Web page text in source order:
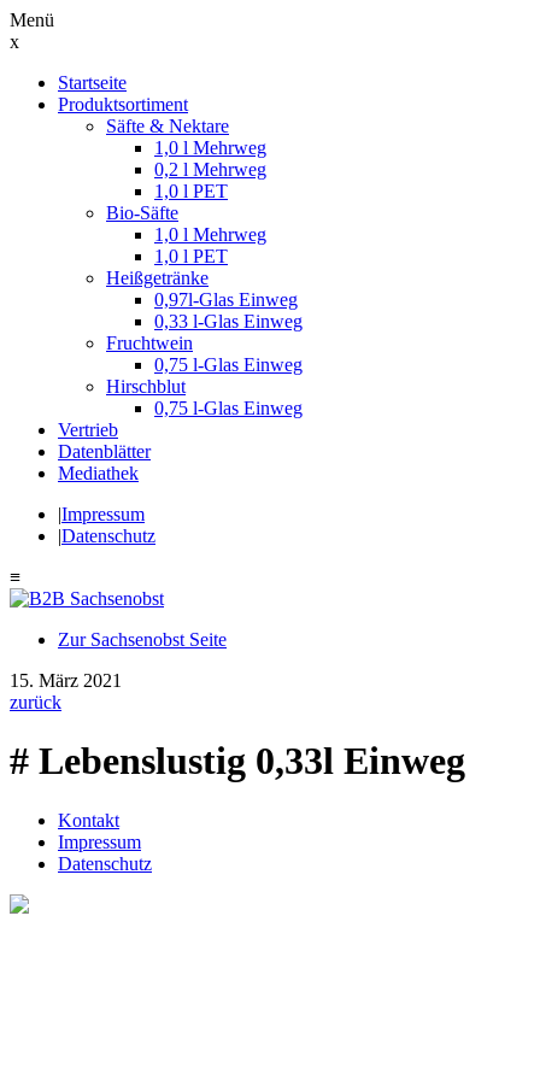
Menü
x
nach:
Startseite
Produktsortiment
Säfte & Nektare
1,0 l Mehrweg
0,2 l Mehrweg
1,0 l PET
Bio-Säfte
1,0 l Mehrweg
1,0 l PET
Heißgetränke
0,97l-Glas Einweg
0,33 l-Glas Einweg
Fruchtwein
0,75 l-Glas Einweg
Hirschblut
0,75 l-Glas Einweg
Vertrieb
Datenblätter
Mediathek
|Impressum
|Datenschutz
≡
Zur Sachsenobst Seite
Suche
nach:
15. März 2021
zurück
# Lebenslustig 0,33l Einweg
Kontakt
Impressum
Datenschutz